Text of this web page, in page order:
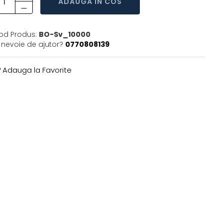
Produs: BO-Sv_10000
nevoie de ajutor? 0770808139
Adauga la Favorite